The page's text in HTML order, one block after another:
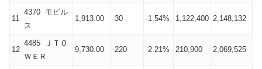
11
4370 モビル
ス
1,913.00 -30 -1.54% 1,122,400 2,148,132
12
4485 ＪＴＯ
ＷＥＲ
9,730.00 -220 -2.21% 210,900 2,069,525